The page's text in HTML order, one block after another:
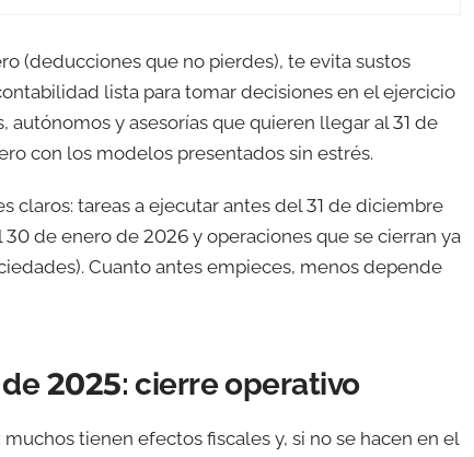
(deducciones que no pierdes), te evita sustos
lista para tomar decisiones en el ejercicio
y asesorías que quieren llegar al 31 de
con los modelos presentados sin estrés.
claros: tareas a ejecutar antes del 31 de diciembre
de enero de 2026 y operaciones que se cierran ya
Cuanto antes empieces, menos depende
2025: cierre operativo
tienen efectos fiscales y, si no se hacen en el